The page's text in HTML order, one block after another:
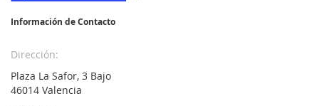
Información de Contacto
Dirección:
Plaza La Safor, 3 Bajo
46014 Valencia